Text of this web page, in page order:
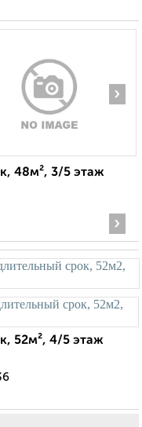
›
48м², 3/5 этаж
›
52м², 4/5 этаж